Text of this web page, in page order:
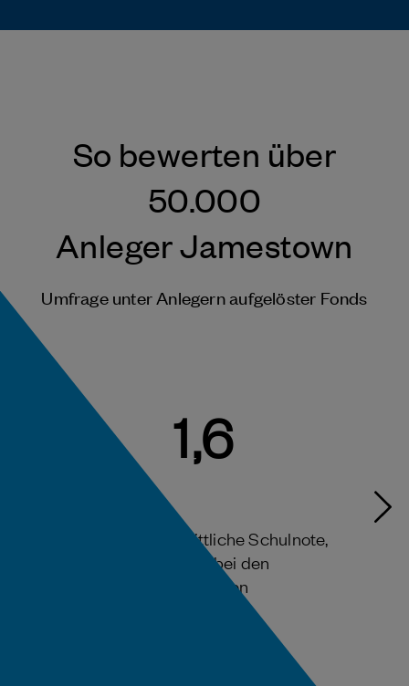
So bewerten über
50.000
Anleger Jamestown
Umfrage unter Anlegern aufgelöster Fonds
1,6
ist die durchschnittliche Schulnote,
mit der Jamestown bei den
Zufriedenheitsumfragen